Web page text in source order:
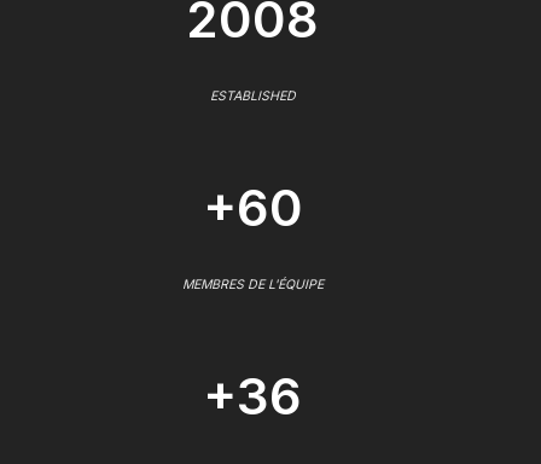
2008
ESTABLISHED
+60
MEMBRES DE L'ÉQUIPE
+36